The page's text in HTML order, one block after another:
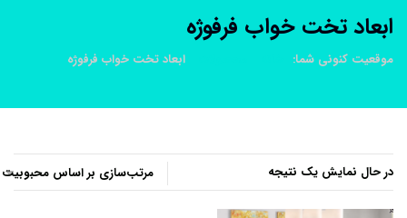
ابعاد تخت خواب فرفوژه
موقعیت کنونی شما: ابعاد تخت خواب فرفوژه
در حال نمایش یک نتیجه